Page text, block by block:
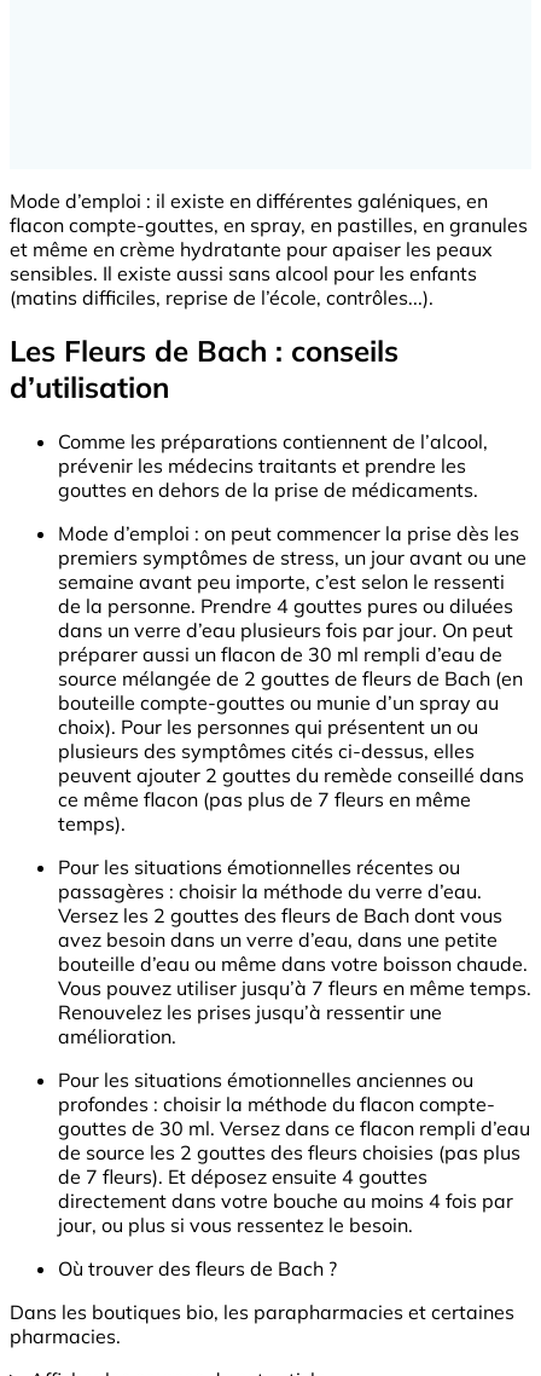
Mode d’emploi : il existe en différentes galéniques, en
flacon compte-gouttes, en spray, en pastilles, en granules
et même en crème hydratante pour apaiser les peaux
sensibles. Il existe aussi sans alcool pour les enfants
(matins difficiles, reprise de l’école, contrôles...).
Les Fleurs de Bach : conseils
d’utilisation
Comme les préparations contiennent de l’alcool,
prévenir les médecins traitants et prendre les
gouttes en dehors de la prise de médicaments.
Mode d’emploi : on peut commencer la prise dès les
premiers symptômes de stress, un jour avant ou une
semaine avant peu importe, c’est selon le ressenti
de la personne. Prendre 4 gouttes pures ou diluées
dans un verre d’eau plusieurs fois par jour. On peut
préparer aussi un flacon de 30 ml rempli d’eau de
source mélangée de 2 gouttes de fleurs de Bach (en
bouteille compte-gouttes ou munie d’un spray au
choix). Pour les personnes qui présentent un ou
plusieurs des symptômes cités ci-dessus, elles
peuvent ajouter 2 gouttes du remède conseillé dans
ce même flacon (pas plus de 7 fleurs en même
temps).
Pour les situations émotionnelles récentes ou
passagères : choisir la méthode du verre d’eau.
Versez les 2 gouttes des fleurs de Bach dont vous
avez besoin dans un verre d’eau, dans une petite
bouteille d’eau ou même dans votre boisson chaude.
Vous pouvez utiliser jusqu’à 7 fleurs en même temps.
Renouvelez les prises jusqu’à ressentir une
amélioration.
Pour les situations émotionnelles anciennes ou
profondes : choisir la méthode du flacon compte-
gouttes de 30 ml. Versez dans ce flacon rempli d’eau
de source les 2 gouttes des fleurs choisies (pas plus
de 7 fleurs). Et déposez ensuite 4 gouttes
directement dans votre bouche au moins 4 fois par
jour, ou plus si vous ressentez le besoin.
Où trouver des fleurs de Bach ?
Dans les boutiques bio, les parapharmacies et certaines
pharmacies.